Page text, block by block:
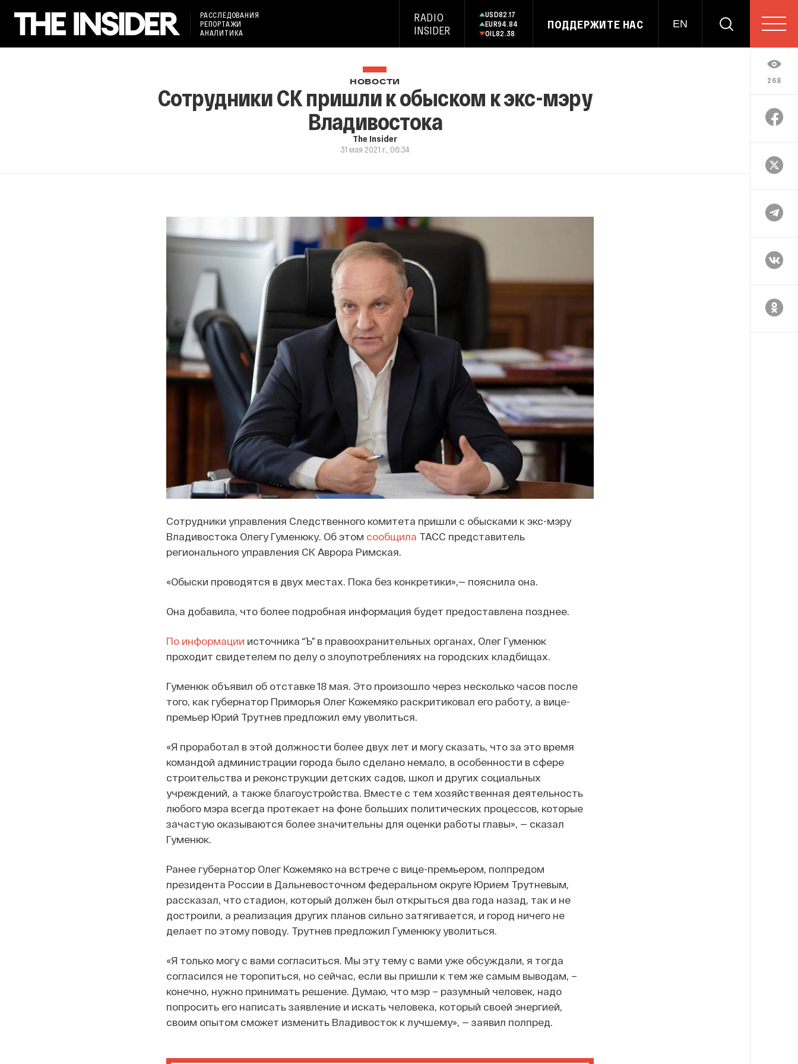
РАССЛЕДОВАНИЯ
РЕПОРТАЖИ
АНАЛИТИКА
RADIO
INSIDER
USD82.17
EUR94.84
OIL82.38
ПОДДЕРЖИТЕ НАС EN
268
НОВОСТИ
Сотрудники СК пришли к обыском к экс-мэру
Владивостока
The Insider
31 мая 2021 г., 06:34
Сотрудники управления Следственного комитета пришли с обысками к экс-мэру
Владивостока Олегу Гуменюку. Об этом сообщила ТАСС представитель
регионального управления СК Аврора Римская.
«Обыски проводятся в двух местах. Пока без конкретики»,— пояснила она.
Она добавила, что более подробная информация будет предоставлена позднее.
По информации источника “Ъ” в правоохранительных органах, Олег Гуменюк
проходит свидетелем по делу о злоупотреблениях на городских кладбищах.
Гуменюк объявил об отставке 18 мая. Это произошло через несколько часов после
того, как губернатор Приморья Олег Кожемяко раскритиковал его работу, а вице-
премьер Юрий Трутнев предложил ему уволиться.
«Я проработал в этой должности более двух лет и могу сказать, что за это время
командой администрации города было сделано немало, в особенности в сфере
строительства и реконструкции детских садов, школ и других социальных
учреждений, а также благоустройства. Вместе с тем хозяйственная деятельность
любого мэра всегда протекает на фоне больших политических процессов, которые
зачастую оказываются более значительны для оценки работы главы», — сказал
Гуменюк.
Ранее губернатор Олег Кожемяко на встрече с вице-премьером, полпредом
президента России в Дальневосточном федеральном округе Юрием Трутневым,
рассказал, что стадион, который должен был открыться два года назад, так и не
достроили, а реализация других планов сильно затягивается, и город ничего не
делает по этому поводу. Трутнев предложил Гуменюку уволиться.
«Я только могу с вами согласиться. Мы эту тему с вами уже обсуждали, я тогда
согласился не торопиться, но сейчас, если вы пришли к тем же самым выводам, –
конечно, нужно принимать решение. Думаю, что мэр – разумный человек, надо
попросить его написать заявление и искать человека, который своей энергией,
своим опытом сможет изменить Владивосток к лучшему», — заявил полпред.